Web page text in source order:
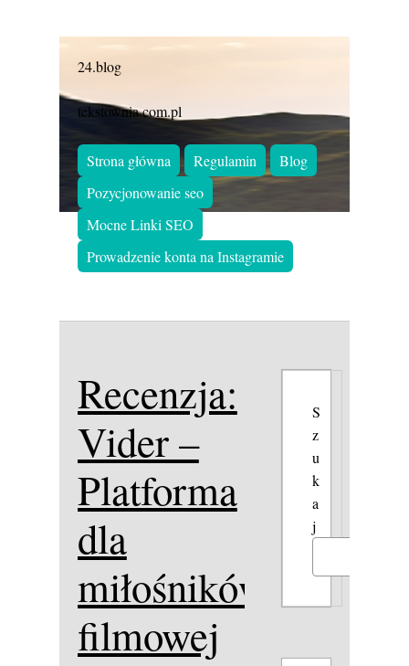
24.blog
tekstownia.com.pl
Strona główna Regulamin
Blog
Pozycjonowanie seo
Mocne Linki SEO
Prowadzenie konta na Instagramie
Recenzja:
Vider –
Platforma
dla
miłośników
filmowej
S
z
u
k
a
j